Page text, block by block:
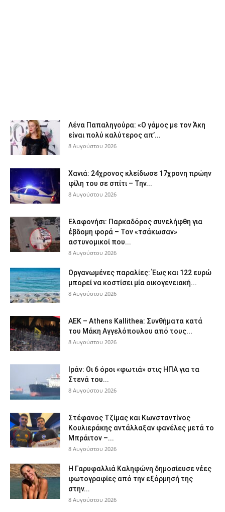
Λένα Παπαληγούρα: «Ο γάμος με τον Άκη
είναι πολύ καλύτερος απ’...
8 Αυγούστου 2026
Χανιά: 24χρονος κλείδωσε 17χρονη πρώην
φίλη του σε σπίτι – Την...
8 Αυγούστου 2026
Ελαφονήσι: Παρκαδόρος συνελήφθη για
έβδομη φορά – Τον «τσάκωσαν»
αστυνομικοί που...
8 Αυγούστου 2026
Οργανωμένες παραλίες: Έως και 122 ευρώ
μπορεί να κοστίσει μία οικογενειακή...
8 Αυγούστου 2026
ΑΕΚ – Athens Kallithea: Συνθήματα κατά
του Μάκη Αγγελόπουλου από τους...
8 Αυγούστου 2026
Ιράν: Οι 6 όροι «φωτιά» στις ΗΠΑ για τα
Στενά του...
8 Αυγούστου 2026
Στέφανος Τζίμας και Κωνσταντίνος
Κουλιεράκης αντάλλαξαν φανέλες μετά το
Μπράιτον –...
8 Αυγούστου 2026
Η Γαρυφαλλιά Καληφώνη δημοσίευσε νέες
φωτογραφίες από την εξόρμησή της
στην...
8 Αυγούστου 2026